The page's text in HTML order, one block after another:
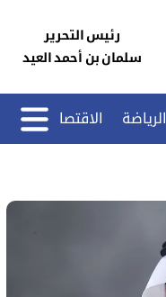
رئيس التحرير
سلمان بن أحمد العيد
الرياضة الاقتصاد